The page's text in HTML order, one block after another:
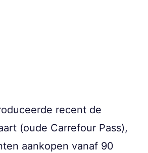
recent de
(oude Carrefour Pass),
aankopen vanaf 90